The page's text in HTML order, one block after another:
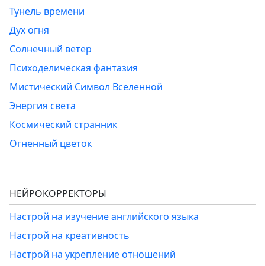
Тунель времени
Дух огня
Солнечный ветер
Психоделическая фантазия
Мистический Символ Вселенной
Энергия света
Космический странник
Огненный цветок
НЕЙРОКОРРЕКТОРЫ
Настрой на изучение английского языка
Настрой на креативность
Настрой на укрепление отношений